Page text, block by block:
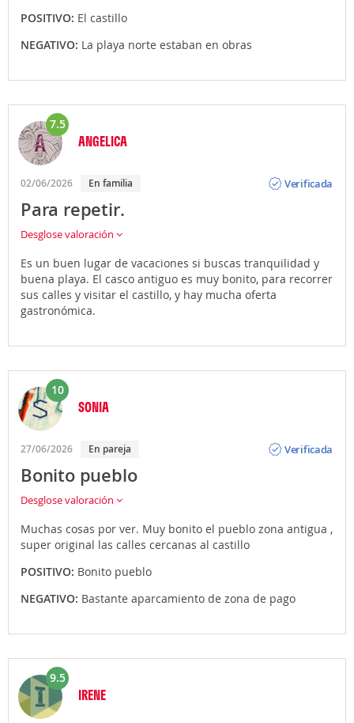
POSITIVO: El castillo
NEGATIVO: La playa norte estaban en obras
7.5
ANGELICA
02/06/2026 En familia
Verificada
Para repetir.
Desglose valoración
Es un buen lugar de vacaciones si buscas tranquilidad y
buena playa. El casco antiguo es muy bonito, para recorrer
sus calles y visitar el castillo, y hay mucha oferta
gastronómica.
10
SONIA
27/06/2026 En pareja
Verificada
Bonito pueblo
Desglose valoración
Muchas cosas por ver. Muy bonito el pueblo zona antigua ,
super original las calles cercanas al castillo
POSITIVO: Bonito pueblo
NEGATIVO: Bastante aparcamiento de zona de pago
9.5
IRENE